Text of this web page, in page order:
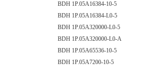
BDH 1P.05A16384-10-5
BDH 1P.05A16384-L0-5
BDH 1P.05A320000-L0-5
BDH 1P.05A320000-L0-A
BDH 1P.05A65536-10-5
BDH 1P.05A7200-10-5